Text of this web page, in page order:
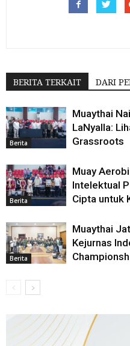
BERITA TERKAIT DARI
Berita
Muaythai
LaNyalla:
Grassroots
Berita
Muay
Intelektual
Cipta untuk
Berita
Muaythai
Kejurnas